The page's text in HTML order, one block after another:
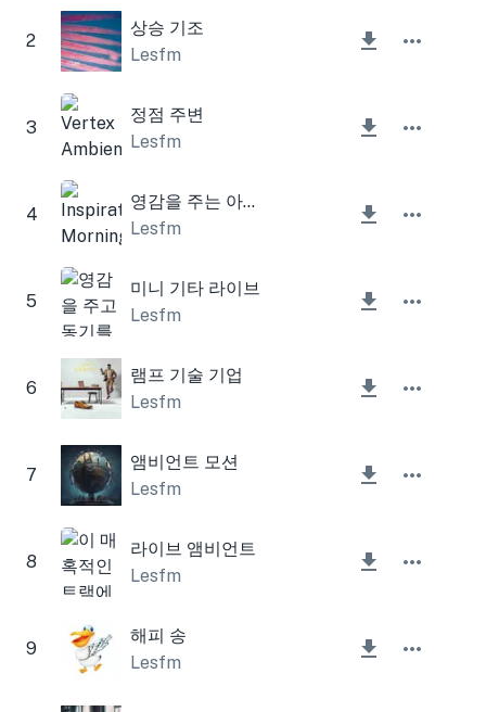
2
상승 기조
Lesfm
3
정점 주변
Lesfm
4
영감을 주는 아침 주식회사
Lesfm
5
미니 기타 라이브
Lesfm
6
램프 기술 기업
Lesfm
7
앰비언트 모션
Lesfm
8
라이브 앰비언트
Lesfm
9
해피 송
Lesfm